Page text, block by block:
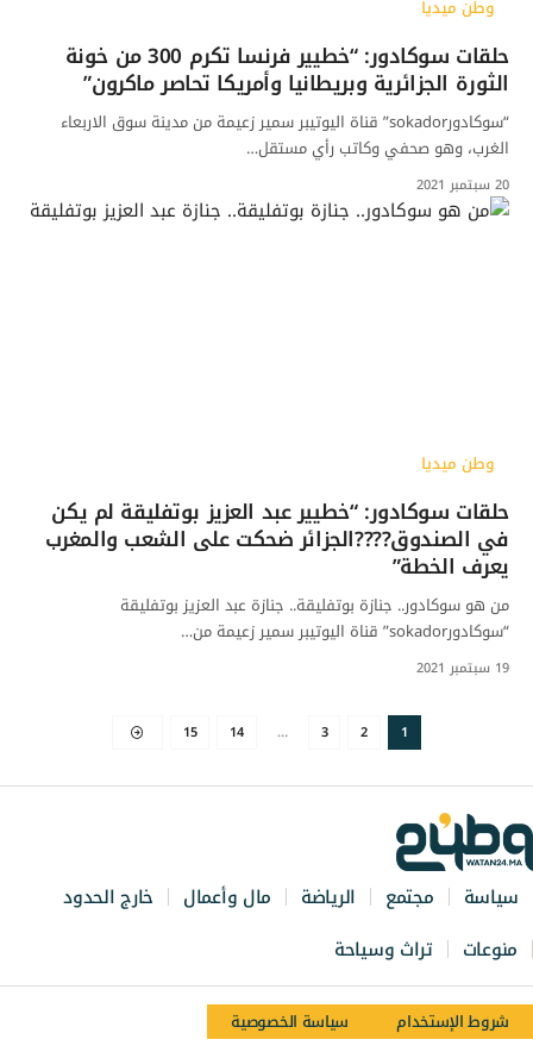
وطن ميديا
حلقات سوكادور: “خطيير فرنسا تكرم 300 من خونة
الثورة الجزائرية وبريطانيا وأمريكا تحاصر ماكرون”
“سوكادورsokador” قناة اليوتيبر سمير زعيمة من مدينة سوق الاربعاء
الغرب، وهو صحفي وكاتب رأي مستقل…
20 سبتمبر 2021
وطن ميديا
حلقات سوكادور: “خطيير عبد العزيز بوتفليقة لم يكن
في الصندوق????الجزائر ضحكت على الشعب والمغرب
يعرف الخطة”
من هو سوكادور.. جنازة بوتفليقة.. جنازة عبد العزيز بوتفليقة
“سوكادورsokador” قناة اليوتيبر سمير زعيمة من…
19 سبتمبر 2021
1
2
3
…
14
15
سياسة مجتمع الرياضة مال وأعمال
خارج الحدود
منوعات
تراث وسياحة
شروط الإستخدام سياسة الخصوصية